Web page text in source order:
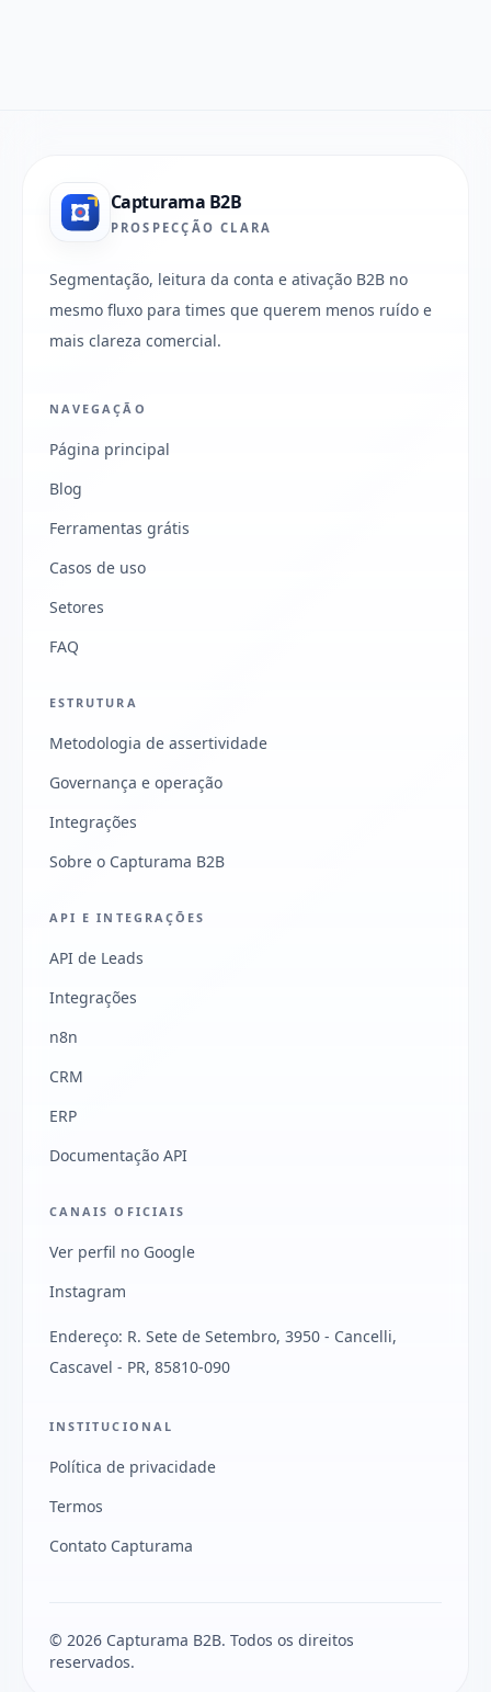
Capturama B2B
PROSPECÇÃO CLARA
Segmentação, leitura da conta e ativação B2B no
mesmo fluxo para times que querem menos ruído e
mais clareza comercial.
NAVEGAÇÃO
Página principal
Blog
Ferramentas grátis
Casos de uso
Setores
FAQ
ESTRUTURA
Metodologia de assertividade
Governança e operação
Integrações
Sobre o Capturama B2B
API E INTEGRAÇÕES
API de Leads
Integrações
n8n
CRM
ERP
Documentação API
CANAIS OFICIAIS
Ver perfil no Google
Instagram
Endereço: R. Sete de Setembro, 3950 - Cancelli,
Cascavel - PR, 85810-090
INSTITUCIONAL
Política de privacidade
Termos
Contato Capturama
© 2026 Capturama B2B. Todos os direitos
reservados.